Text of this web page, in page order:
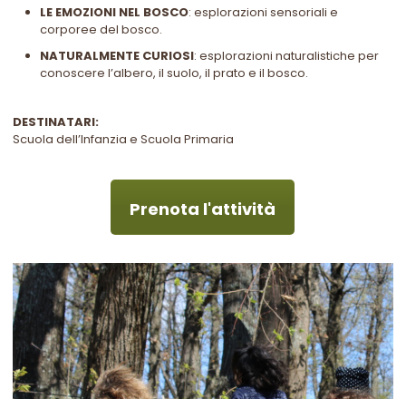
LE EMOZIONI NEL BOSCO: esplorazioni sensoriali e
corporee del bosco.
NATURALMENTE CURIOSI: esplorazioni naturalistiche per
conoscere l’albero, il suolo, il prato e il bosco.
DESTINATARI:
Scuola dell’Infanzia e Scuola Primaria
Prenota l'attività